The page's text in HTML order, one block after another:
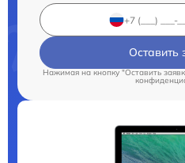
Оставить
Нажимая на кнопку "Оставить